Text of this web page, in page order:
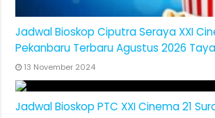
Jadwal Bioskop Ciputra Seraya XXI
Pekanbaru Terbaru Agustus 2026
13 November 2024
Jadwal Bioskop PTC XXI Cinema 21